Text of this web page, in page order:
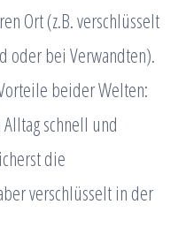
Ort (z.B. verschlüsselt
oder bei Verwandten).
beider Welten:
schnell und
die
verschlüsselt in der